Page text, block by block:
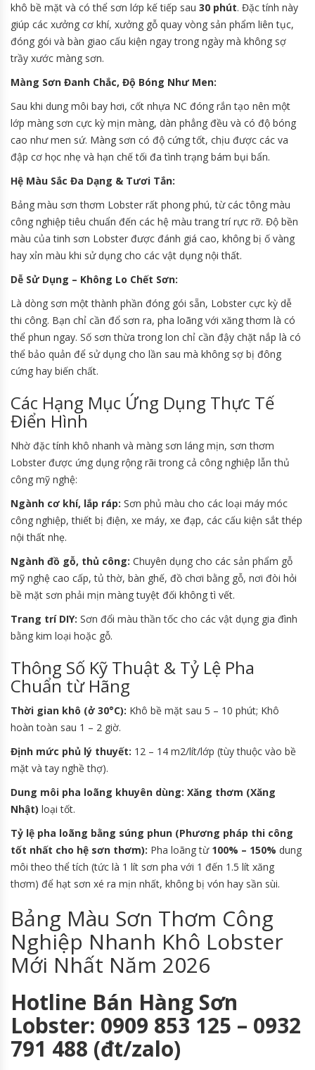
khô bề mặt và có thể sơn lớp kế tiếp sau 30 phút. Đặc tính này
giúp các xưởng cơ khí, xưởng gỗ quay vòng sản phẩm liên tục,
đóng gói và bàn giao cấu kiện ngay trong ngày mà không sợ
trầy xước màng sơn.
Màng Sơn Đanh Chắc, Độ Bóng Như Men:
Sau khi dung môi bay hơi, cốt nhựa NC đóng rắn tạo nên một
lớp màng sơn cực kỳ mịn màng, dàn phẳng đều và có độ bóng
cao như men sứ. Màng sơn có độ cứng tốt, chịu được các va
đập cơ học nhẹ và hạn chế tối đa tình trạng bám bụi bẩn.
Hệ Màu Sắc Đa Dạng & Tươi Tắn:
Bảng màu sơn thơm Lobster rất phong phú, từ các tông màu
công nghiệp tiêu chuẩn đến các hệ màu trang trí rực rỡ. Độ bền
màu của tinh sơn Lobster được đánh giá cao, không bị ố vàng
hay xỉn màu khi sử dụng cho các vật dụng nội thất.
Dễ Sử Dụng – Không Lo Chết Sơn:
Là dòng sơn một thành phần đóng gói sẵn, Lobster cực kỳ dễ
thi công. Bạn chỉ cần đổ sơn ra, pha loãng với xăng thơm là có
thể phun ngay. Số sơn thừa trong lon chỉ cần đậy chặt nắp là có
thể bảo quản để sử dụng cho lần sau mà không sợ bị đông
cứng hay biến chất.
Các Hạng Mục Ứng Dụng Thực Tế
Điển Hình
Nhờ đặc tính khô nhanh và màng sơn láng mịn, sơn thơm
Lobster được ứng dụng rộng rãi trong cả công nghiệp lẫn thủ
công mỹ nghệ:
Ngành cơ khí, lắp ráp: Sơn phủ màu cho các loại máy móc
công nghiệp, thiết bị điện, xe máy, xe đạp, các cấu kiện sắt thép
nội thất nhẹ.
Ngành đồ gỗ, thủ công: Chuyên dụng cho các sản phẩm gỗ
mỹ nghệ cao cấp, tủ thờ, bàn ghế, đồ chơi bằng gỗ, nơi đòi hỏi
bề mặt sơn phải mịn màng tuyệt đối không tì vết.
Trang trí DIY: Sơn đổi màu thần tốc cho các vật dụng gia đình
bằng kim loại hoặc gỗ.
Thông Số Kỹ Thuật & Tỷ Lệ Pha
Chuẩn từ Hãng
Thời gian khô (ở 30°C): Khô bề mặt sau 5 – 10 phút; Khô
hoàn toàn sau 1 – 2 giờ.
Định mức phủ lý thuyết: 12 – 14 m2/lít/lớp (tùy thuộc vào bề
mặt và tay nghề thợ).
Dung môi pha loãng khuyên dùng: Xăng thơm (Xăng
Nhật) loại tốt.
Tỷ lệ pha loãng bằng súng phun (Phương pháp thi công
tốt nhất cho hệ sơn thơm): Pha loãng từ 100% – 150% dung
môi theo thể tích (tức là 1 lít sơn pha với 1 đến 1.5 lít xăng
thơm) để hạt sơn xé ra mịn nhất, không bị vón hay sần sùi.
Bảng Màu Sơn Thơm Công
Nghiệp Nhanh Khô Lobster
Mới Nhất Năm 2026
Hotline Bán Hàng Sơn
Lobster: 0909 853 125 – 0932
791 488 (đt/zalo)